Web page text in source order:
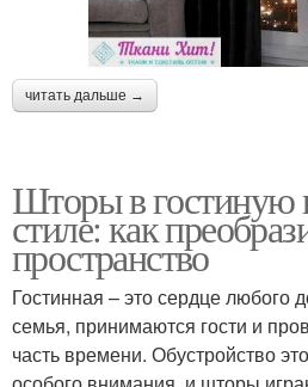
читать дальше →
Шторы в гостиную
стиле: как
пространство
Гостинная – это сердце любого
семья, принимаются гости и
часть времени. Обустройство